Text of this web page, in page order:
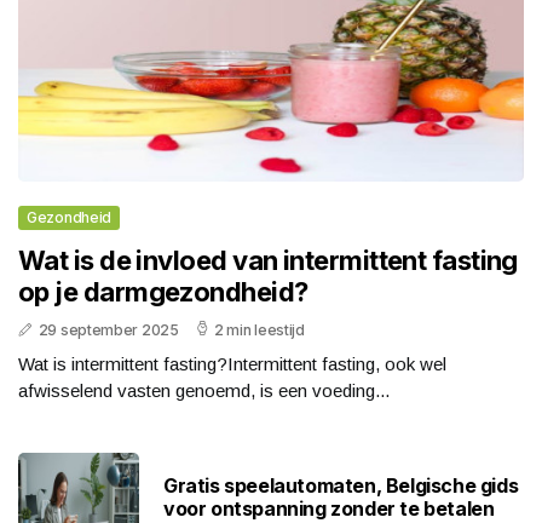
Gezondheid
Wat is de invloed van intermittent fasting
op je darmgezondheid?
29 september 2025 2 min leestijd
Wat is intermittent fasting?Intermittent fasting, ook wel
afwisselend vasten genoemd, is een voeding...
Gratis speelautomaten, Belgische gids
voor ontspanning zonder te betalen